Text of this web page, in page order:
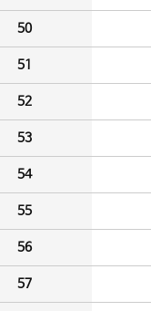
50
51
52
53
54
55
56
57